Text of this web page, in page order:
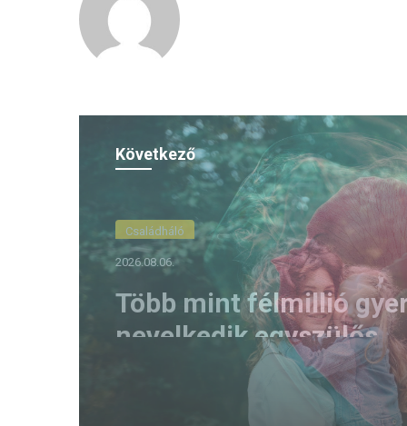
Következő
(H)arctér
2026.08.05.
A szívhangrendelet
bizonyítottan mentett